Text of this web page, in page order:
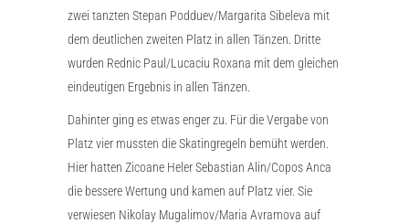
zwei tanzten Stepan Podduev/Margarita Sibeleva mit
dem deutlichen zweiten Platz in allen Tänzen. Dritte
wurden Rednic Paul/Lucaciu Roxana mit dem gleichen
eindeutigen Ergebnis in allen Tänzen.
Dahinter ging es etwas enger zu. Für die Vergabe von
Platz vier mussten die Skatingregeln bemüht werden.
Hier hatten Zicoane Heler Sebastian Alin/Copos Anca
die bessere Wertung und kamen auf Platz vier. Sie
verwiesen Nikolay Mugalimov/Maria Avramova auf